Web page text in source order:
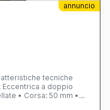
annuncio
tecniche
Eccentrica a doppio
• Corsa: 50 mm •
Tranciatura lamierino